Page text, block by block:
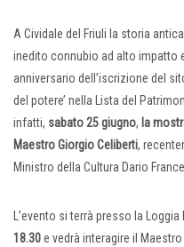
A Cividale del Friuli la storia
inedito connubio ad alto impatto
anniversario dell’iscrizione del
del potere’ nella Lista del
infatti, sabato 25 giugno, la
Maestro Giorgio Celiberti,
Ministro della Cultura Dario
L’evento si terrà presso la
18.30e vedrà interagire il